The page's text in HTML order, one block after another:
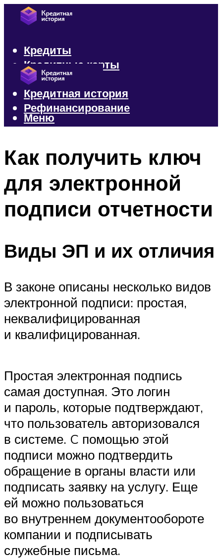
Кредиты
Кредитные карты
Микрозаймы
Кредитная история
Рефинансирование
Меню
Как получить ключ
для электронной
подписи отчетности
Виды ЭП и их отличия
В законе описаны несколько видов
электронной подписи: простая,
неквалифицированная
и квалифицированная.
Простая электронная подпись
самая доступная. Это логин
и пароль, которые подтверждают,
что пользователь авторизовался
в системе. C помощью этой
подписи можно подтвердить
обращение в органы власти или
подписать заявку на услугу. Еще
ей можно пользоваться
во внутреннем документообороте
компании и подписывать
служебные письма.